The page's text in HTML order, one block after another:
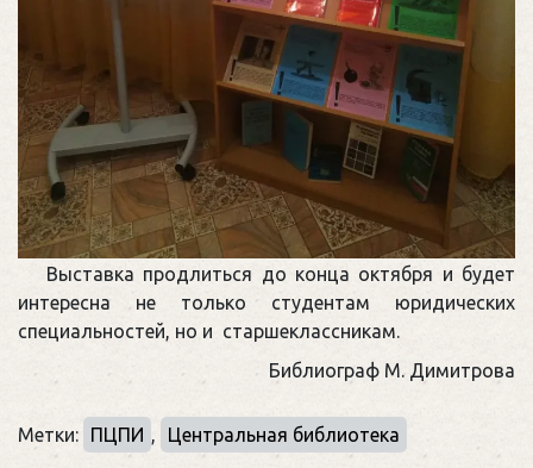
Выставка продлиться до конца октября и будет
интересна не только студентам юридических
специальностей, но и старшеклассникам.
Библиограф М. Димитрова
Метки: ПЦПИ , Центральная библиотека